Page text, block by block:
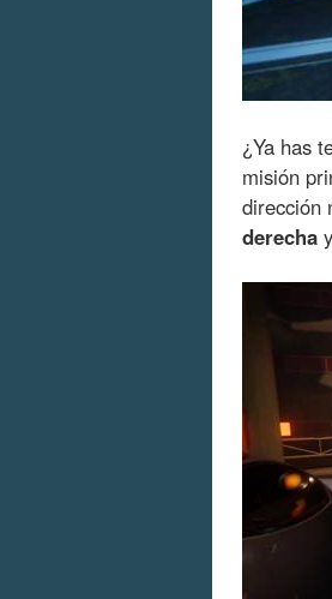
¿Ya has
misión
dirección
derecha